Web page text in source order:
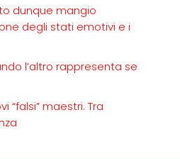
dunque mangio
degli stati emotivi e i
l’altro rappresenta se
“falsi” maestri. Tra